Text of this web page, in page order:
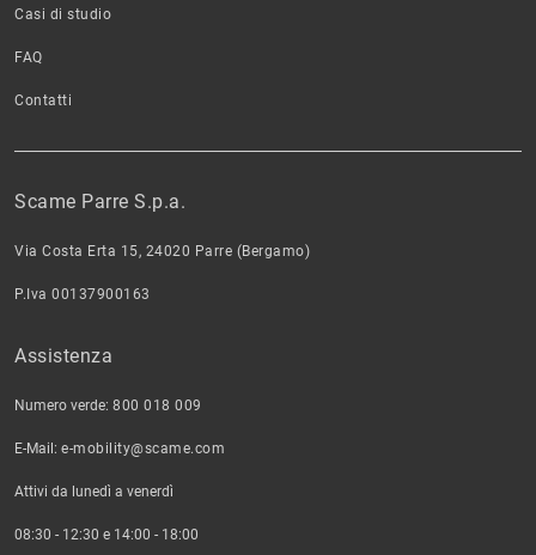
Scame Parre S.p.a.
Via Costa Erta 15, 24020 Parre (Bergamo)
P.Iva 00137900163
Assistenza
Numero verde: 800 018 009
E-Mail: e-mobility@scame.com
Attivi da lunedì a venerdì
08:30 - 12:30 e 14:00 - 18:00
Casi di studio
FAQ
Contatti